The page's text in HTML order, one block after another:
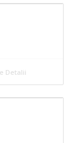
Detalii